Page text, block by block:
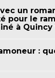
un
pour le
à Quincy
: